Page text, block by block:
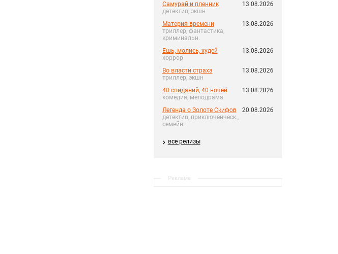
Самурай и пленник
детектив, экшн
13.08.2026
Материя времени
триллер, фантастика,
криминальн.
13.08.2026
Ешь, молись, худей
хоррор
13.08.2026
Во власти страха
триллер, экшн
13.08.2026
40 свиданий, 40 ночей
комедия, мелодрама
13.08.2026
Легенда о Золоте Скифов
детектив, приключенческ.,
семейн.
20.08.2026
все релизы
Реклама